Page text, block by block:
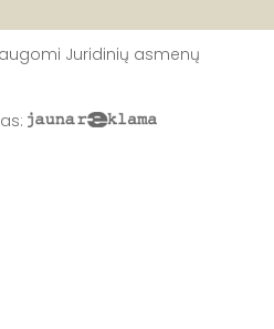
Juridinių asmenų
: